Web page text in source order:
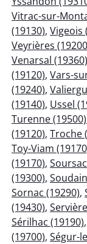
Vitrac-sur-
(19130), Vigeois
Veyrières
Venarsal (19360)
(19120), Vars-
(19240),
(19140), Ussel
Turenne (19500)
(19120), Troche
Toy-Viam
(19170),
(19300),
Sornac (19290),
(19430),
Sérilhac (19190),
(19700), Ségur-